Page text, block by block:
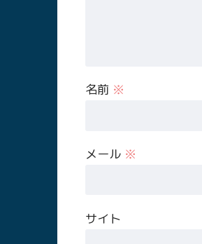
名前 ※
メール ※
サイト